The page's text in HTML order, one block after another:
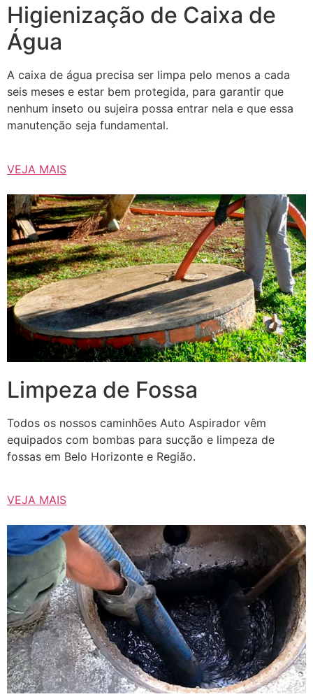
Higienização de Caixa de
Água
A caixa de água precisa ser limpa pelo menos a cada
seis meses e estar bem protegida, para garantir que
nenhum inseto ou sujeira possa entrar nela e que essa
manutenção seja fundamental.
VEJA MAIS
Limpeza de Fossa
Todos os nossos caminhões Auto Aspirador vêm
equipados com bombas para sucção e limpeza de
fossas em Belo Horizonte e Região.
VEJA MAIS